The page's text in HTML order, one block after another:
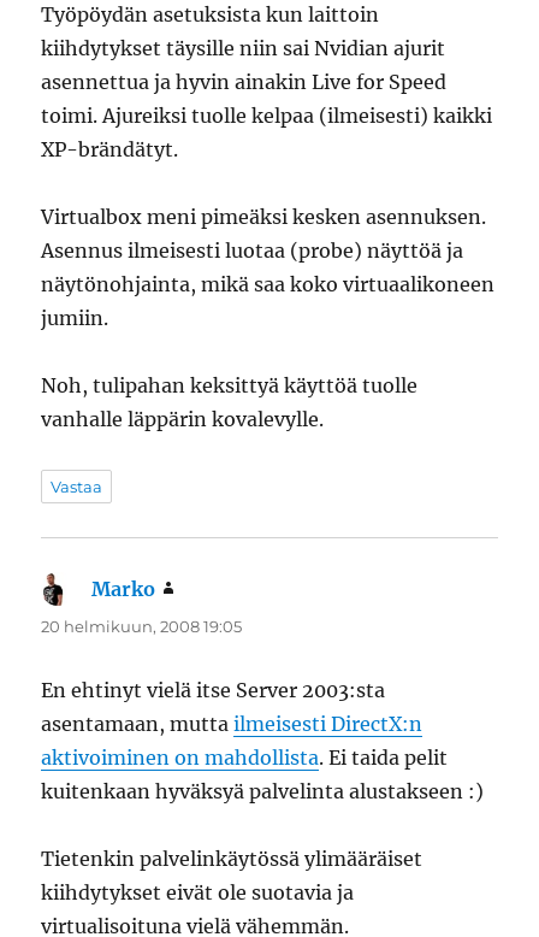
Työpöydän asetuksista kun laittoin
kiihdytykset täysille niin sai Nvidian ajurit
asennettua ja hyvin ainakin Live for Speed
toimi. Ajureiksi tuolle kelpaa (ilmeisesti) kaikki
XP-brändätyt.
Virtualbox meni pimeäksi kesken asennuksen.
Asennus ilmeisesti luotaa (probe) näyttöä ja
näytönohjainta, mikä saa koko virtuaalikoneen
jumiin.
Noh, tulipahan keksittyä käyttöä tuolle
vanhalle läppärin kovalevylle.
Vastaa
Marko
20 helmikuun, 2008 19:05
En ehtinyt vielä itse Server 2003:sta
asentamaan, muttailmeisesti DirectX:n
aktivoiminen on mahdollista. Ei taida pelit
kuitenkaan hyväksyä palvelinta alustakseen :)
Tietenkin palvelinkäytössä ylimääräiset
kiihdytykset eivät ole suotavia ja
virtualisoituna vielä vähemmän.